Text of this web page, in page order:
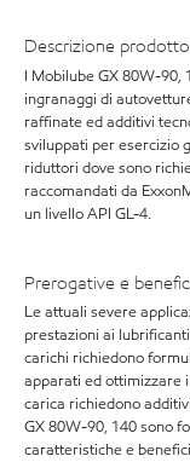
Descrizione prodotto
I Mobilube GX 80W-
ingranaggi di
raffinate ed additivi
sviluppati per esercizio
riduttori dove sono
raccomandati da
un livello API GL-4.
Prerogative e
Le attuali severe
prestazioni ai
carichi richiedono
apparati ed ottimizzare
carica richiedono
GX 80W-90, 140 sono
caratteristiche e